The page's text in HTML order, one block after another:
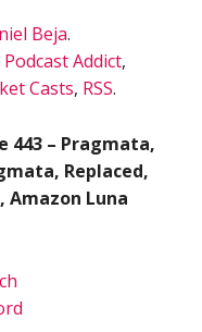
Beja.
Podcast Addict,
Casts, RSS.
443 – Pragmata,
Replaced,
Luna